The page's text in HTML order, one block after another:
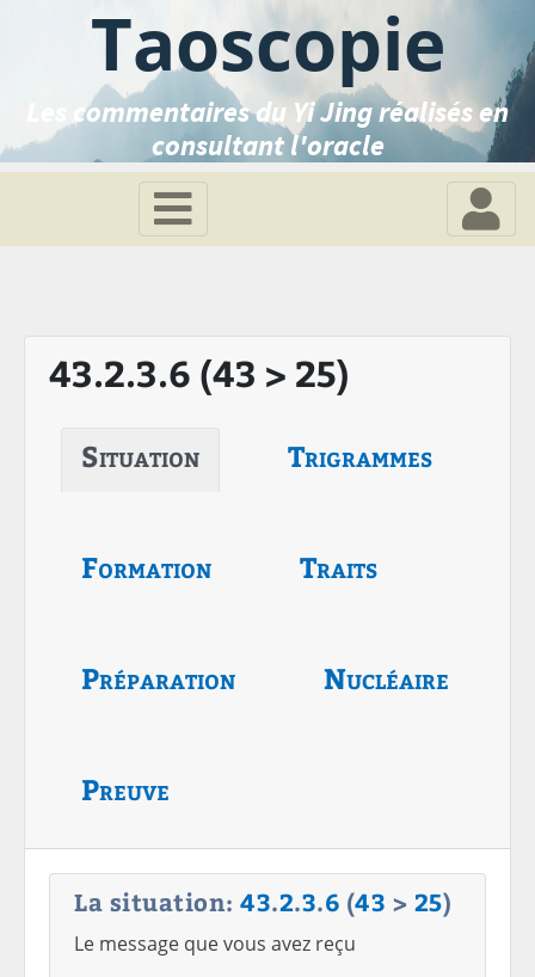
Taoscopie
Les commentaires du Yi Jing réalisés en
consultant l'oracle
43.2.3.6 (43 > 25)
Situation Trigrammes
Formation Traits
Préparation Nucléaire
Preuve
La situation: 43.2.3.6 (43 > 25)
Le message que vous avez reçu